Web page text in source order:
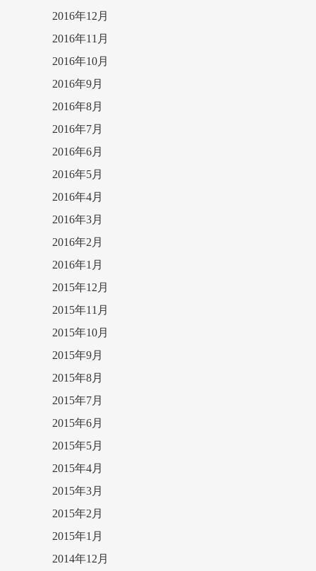
2016年12月
2016年11月
2016年10月
2016年9月
2016年8月
2016年7月
2016年6月
2016年5月
2016年4月
2016年3月
2016年2月
2016年1月
2015年12月
2015年11月
2015年10月
2015年9月
2015年8月
2015年7月
2015年6月
2015年5月
2015年4月
2015年3月
2015年2月
2015年1月
2014年12月